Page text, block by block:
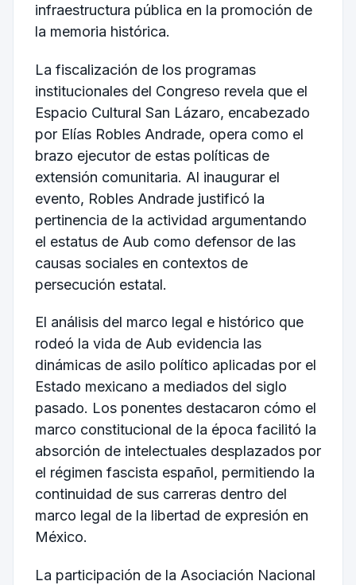
infraestructura pública en la promoción de
la memoria histórica.
La fiscalización de los programas
institucionales del Congreso revela que el
Espacio Cultural San Lázaro, encabezado
por Elías Robles Andrade, opera como el
brazo ejecutor de estas políticas de
extensión comunitaria. Al inaugurar el
evento, Robles Andrade justificó la
pertinencia de la actividad argumentando
el estatus de Aub como defensor de las
causas sociales en contextos de
persecución estatal.
El análisis del marco legal e histórico que
rodeó la vida de Aub evidencia las
dinámicas de asilo político aplicadas por el
Estado mexicano a mediados del siglo
pasado. Los ponentes destacaron cómo el
marco constitucional de la época facilitó la
absorción de intelectuales desplazados por
el régimen fascista español, permitiendo la
continuidad de sus carreras dentro del
marco legal de la libertad de expresión en
México.
La participación de la Asociación Nacional